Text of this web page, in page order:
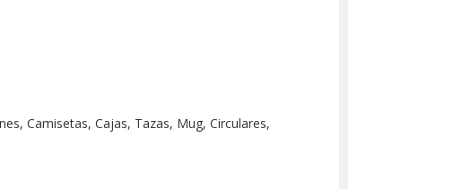
Camisetas, Cajas, Tazas, Mug, Circulares,